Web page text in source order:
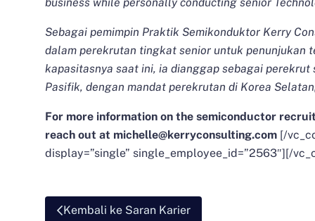
business while personally conducting senior
Sebagai pemimpin Praktik Semikonduktor Kerry
dalam perekrutan tingkat senior untuk penunjukan
kapasitasnya saat ini, ia dianggap sebagai
Pasifik, dengan mandat perekrutan di Korea
For more information on the semiconductor
reach out at michelle@kerryconsulting.com [/
display=”single” single_employee_id=”2563″][/
Kembali ke Saran Karier